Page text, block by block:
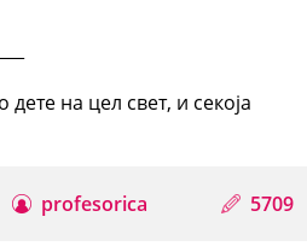
на цел свет, и секоја
profesorica 5709